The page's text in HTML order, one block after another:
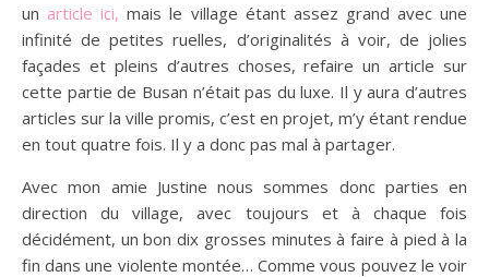
un article ici, mais le village étant assez grand avec une
infinité de petites ruelles, d’originalités à voir, de jolies
façades et pleins d’autres choses, refaire un article sur
cette partie de Busan n’était pas du luxe. Il y aura d’autres
articles sur la ville promis, c’est en projet, m’y étant rendue
en tout quatre fois. Il y a donc pas mal à partager.
Avec mon amie Justine nous sommes donc parties en
direction du village, avec toujours et à chaque fois
décidément, un bon dix grosses minutes à faire à pied à la
fin dans une violente montée… Comme vous pouvez le voir